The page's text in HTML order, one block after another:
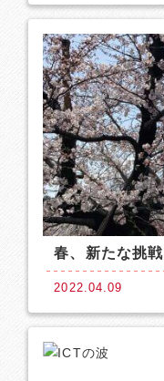
春、新たな挑戦
2022.04.09